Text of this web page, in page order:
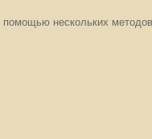
помощью нескольких